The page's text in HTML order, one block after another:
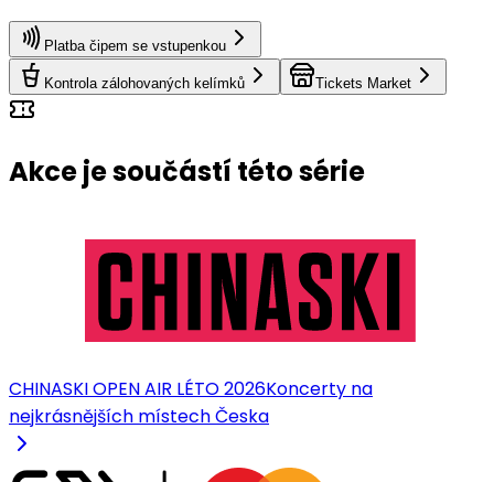
Platba čipem se vstupenkou
Kontrola zálohovaných kelímků Tickets Market
Akce je součástí této série
CHINASKI OPEN AIR LÉTO 2026Koncerty na
nejkrásnějších místech Česka